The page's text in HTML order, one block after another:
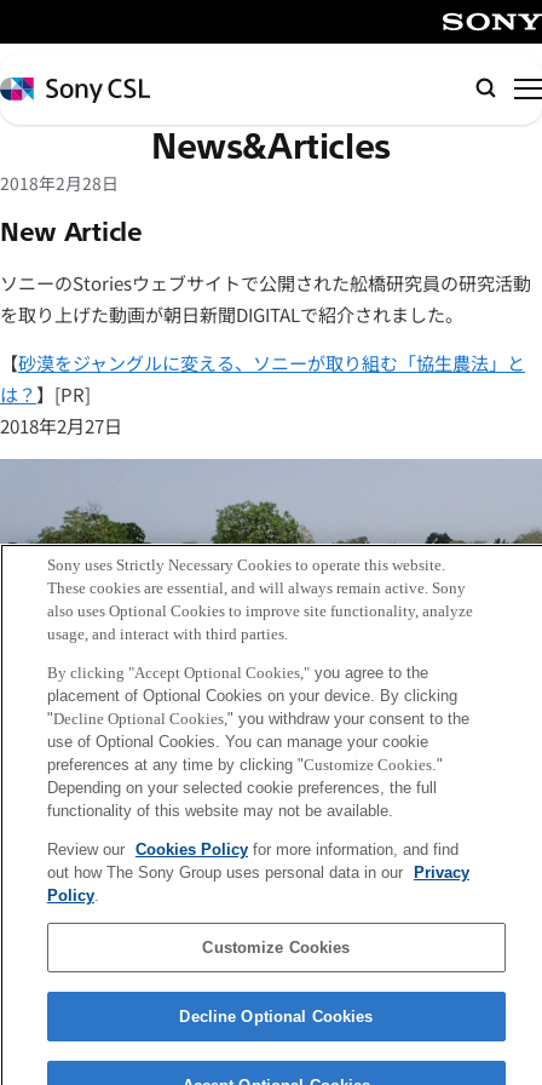
イ
ン
コ
テ
ツ
ス
キ
ッ
プ
Sony
CSL
検
索
News&Articles
2018年2月28日
New Article
ソニーのStoriesウェブサイトで公開された舩橋研究員の研究活動
を取り上げた動画が朝日新聞DIGITALで紹介されました。
【砂漠をジャングルに変える、ソニーが取り組む「協生農法」と
は？】[PR]
2018年2月27日
Back to Index
会社概要 アクセス ご利用条件 プライバシーポリシー
Sony uses Strictly Necessary Cookies to operate this website.
These cookies are essential, and will always remain active. Sony
also uses Optional Cookies to improve site functionality, analyze
usage, and interact with third parties.
By clicking "Accept Optional Cookies,"you agree to the
placement of Optional Cookies on your device. By clicking
"Decline Optional Cookies," you withdraw your consent to the
use of Optional Cookies. You can manage your cookie
preferences at any time by clicking "Customize Cookies."
Depending on your selected cookie preferences, the full
functionality of this website may not be available.
Review our Cookies Policyfor more information, and find
out how The Sony Group uses personal data in our
Privacy
Policy.
Customize Cookies
Decline Optional Cookies